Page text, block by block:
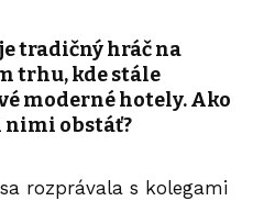
tradičný hráč na
trhu, kde stále
moderné hotely. Ako
nimi obstáť?
rozprávala s kolegami